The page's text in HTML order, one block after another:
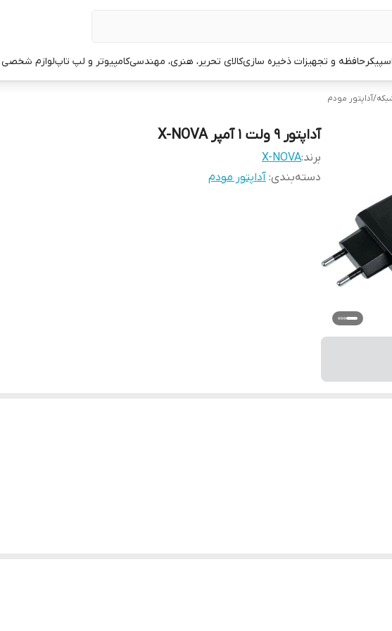
اسپیکرحافظه و تجهیزات ذخیره سازیکالای تحریر، هنری، مهندسیکامپیوتر و لپ تاپلوازم
/آداپتور مودم
آداپتور 9 ولت 1 آمپر X-NOVA
برند:X-NOVA
دسته‌بندی: آداپتور مودم
9 ولت تا جریان 1 آمپر